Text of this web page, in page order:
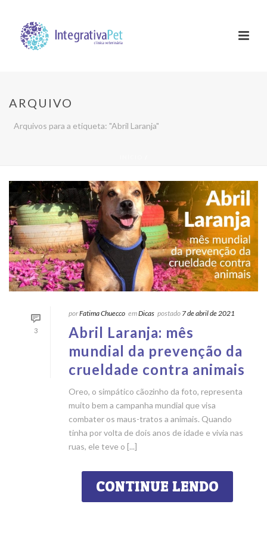
ARQUIVO
Arquivos para a etiqueta: "Abril Laranja"
3
porFatima Chuecco emDicas postado 7 de abril de 2021
Abril Laranja: mês
mundial da prevenção da
crueldade contra animais
Oreo, o simpático cãozinho da foto, representa
muito bem a campanha mundial que visa
combater os maus-tratos a animais. Quando
tinha por volta de dois anos de idade e vivia nas
ruas, ele teve o [...]
CONTINUE LENDO